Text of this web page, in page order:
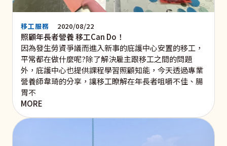
移工服務 2020/08/22
照顧年長者營養 移工Can Do！
因為發生勞資爭議而進入新事的庇護中心安置的移工，
平常都在做什麼呢?除了解決雇主跟移工之間的問題
外，庇護中心也提供課程學習照顧知能，今天透過專業
營養師韋琦的分享，讓移工瞭解在年長者咀嚼不佳、腸
胃不
MORE